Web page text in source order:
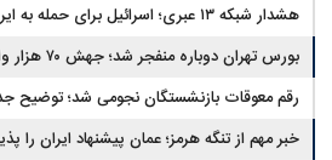
هشدار شبکه ۱۳ عبری؛ اسرائیل برای حمله به ایران آماده می‌شود
بورس تهران دوباره منفجر شد؛ جهش ۷۰ هزار واحدی شاخص کل
رقم معوقات بازنشستگان نجومی شد؛ توضیح
خبر مهم از تنگه هرمز؛ عمان پیشنهاد ایران را